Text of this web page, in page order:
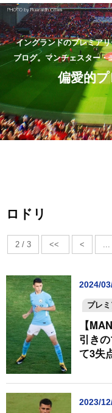
イングランドのプレミア
ブログ。マンチェスター
偏愛的
ロドリ
2 / 3 << < ...
2024/
プレ
【
引き
て3失
2023/